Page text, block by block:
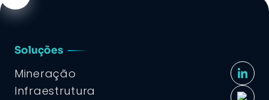
Soluções
Mineração
Infraestrutura